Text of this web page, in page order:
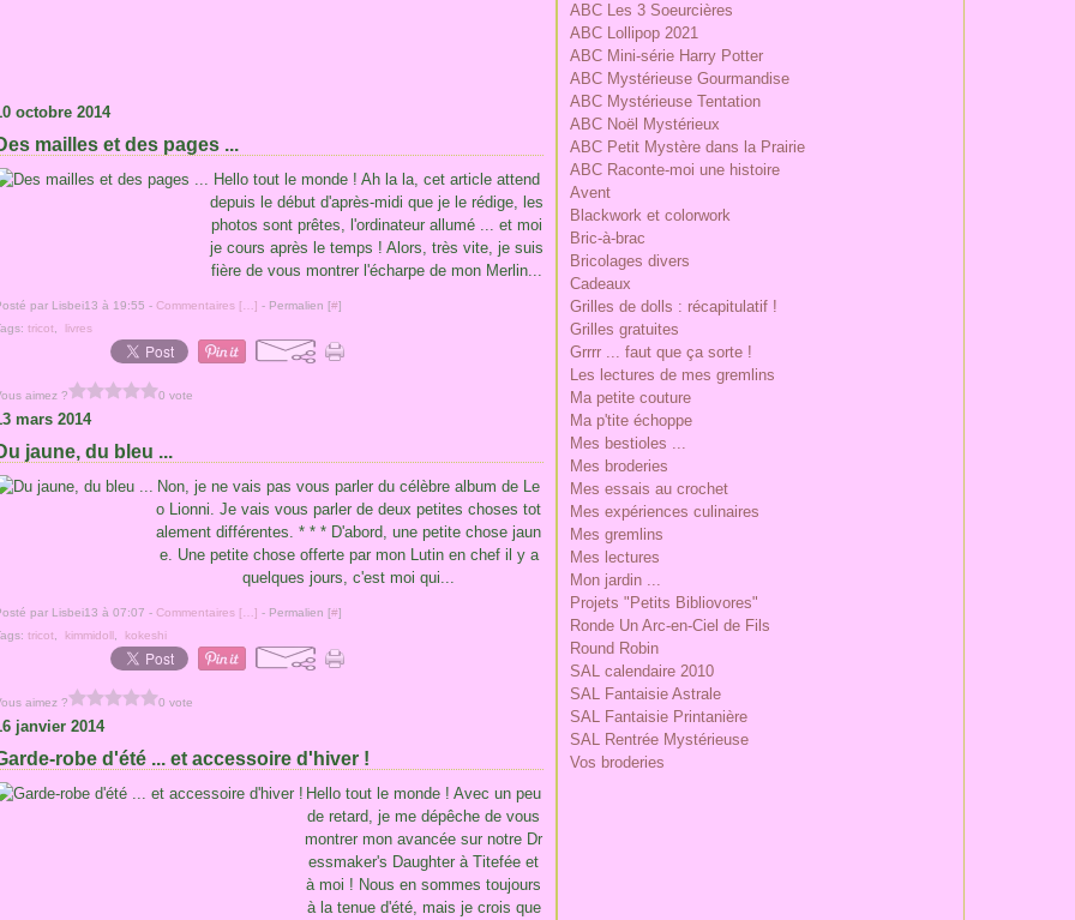
octobre 2014
mailles et des pages ...
Hello tout le monde ! Ah la la, cet article attend
depuis le début d'après-midi que je le rédige, les
photos sont prêtes, l'ordinateur allumé ... et moi
je cours après le temps ! Alors, très vite, je suis
fière de vous montrer l'écharpe de mon Merlin...
par Lisbei13 à 19:55 - Commentaires [ ] - Permalien [#]
tricot livres
aimez ? 0 vote
mars 2014
jaune, du bleu ...
Non, je ne vais pas vous parler du célèbre album de Le
o Lionni. Je vais vous parler de deux petites choses tot
alement différentes. * * * D'abord, une petite chose jaun
e. Une petite chose offerte par mon Lutin en chef il y a
quelques jours, c'est moi qui...
par Lisbei13 à 07:07 - Commentaires [ ] - Permalien [#]
tricot kimmidoll kokeshi
aimez ? 0 vote
janvier 2014
robe d'été ... et accessoire d'hiver !
Hello tout le monde ! Avec un peu
de retard, je me dépêche de vous
montrer mon avancée sur notre Dr
essmaker's Daughter à Titefée et
à moi ! Nous en sommes toujours
à la tenue d'été, mais je crois que
ABC Les 3 Soeurcières
ABC Lollipop 2021
ABC Mini-série Harry Potter
ABC Mystérieuse Gourmandise
ABC Mystérieuse Tentation
ABC Noël Mystérieux
ABC Petit Mystère dans la Prairie
ABC Raconte-moi une histoire
Avent
Blackwork et colorwork
Bric-à-brac
Bricolages divers
Cadeaux
Grilles de dolls : récapitulatif !
Grilles gratuites
Grrrr ... faut que ça sorte !
Les lectures de mes gremlins
Ma petite couture
Ma p'tite échoppe
Mes bestioles ...
Mes broderies
Mes essais au crochet
Mes expériences culinaires
Mes gremlins
Mes lectures
Mon jardin ...
Projets "Petits Bibliovores"
Ronde Un Arc-en-Ciel de Fils
Round Robin
SAL calendaire 2010
SAL Fantaisie Astrale
SAL Fantaisie Printanière
SAL Rentrée Mystérieuse
Vos broderies